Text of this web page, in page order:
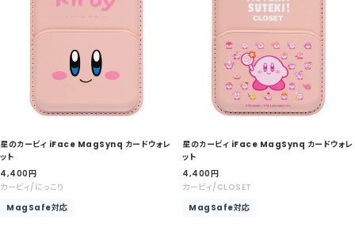
星のカービィ iFace MagSynq カードウォレ
ット
セ
ー
価
4,400円
カービィ/にっこり
MagSafe対応
星のカービィ iFace MagSynq カードウォレ
ット
セ
ー
価
4,400円
カービィ/CLOSET
MagSafe対応